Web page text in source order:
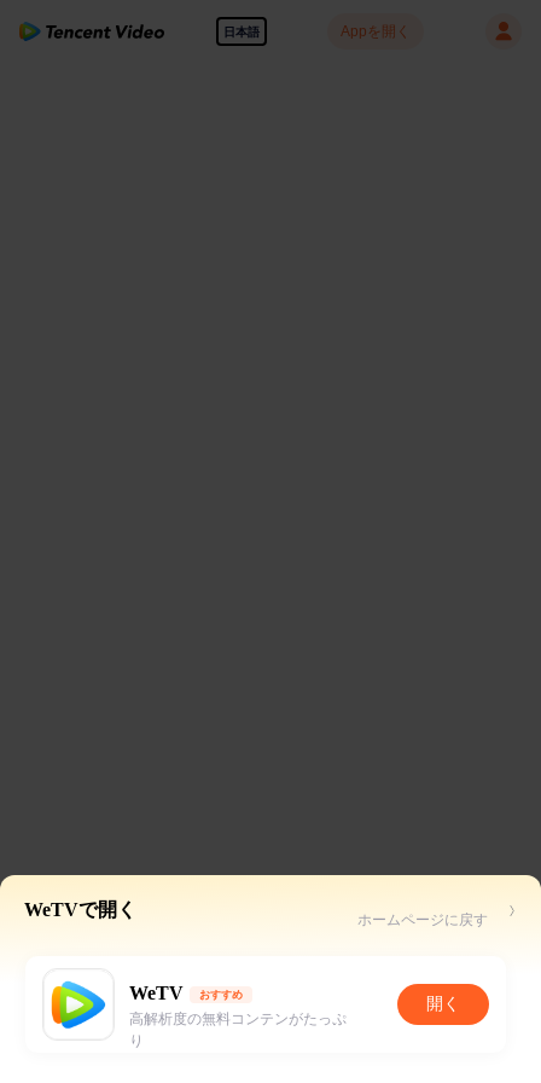
日本語 Appを開く
WeTVで開く ホームページに戻す
WeTV おすすめ
高解析度の無料コンテンがたっぷ
り
開く